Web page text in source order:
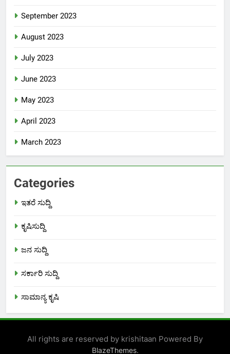
September 2023
August 2023
July 2023
June 2023
May 2023
April 2023
March 2023
Categories
ಇತರೆ ಸುದ್ದಿ
ಕೃಷಿಸುದ್ದಿ
ಜನ ಸುದ್ದಿ
ಸರ್ಕಾರಿ ಸುದ್ದಿ
ಸಾಮಾನ್ಯ ಕೃಷಿ
All rights are reserved by krishitaan Powered By
BlazeThemes.